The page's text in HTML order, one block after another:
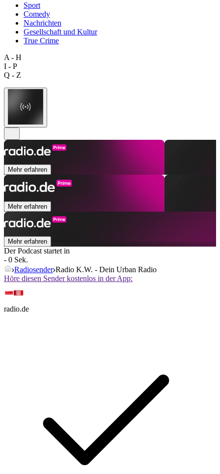
Sport
Comedy
Nachrichten
Gesellschaft und Kultur
True Crime
A - H
I - P
Q - Z
Mehr erfahren
Mehr erfahren
Mehr erfahren
Der Podcast startet in
- 0 Sek.
Radiosender Radio K.W. - Dein Urban Radio
Höre diesen Sender kostenlos in der App:
radio.de